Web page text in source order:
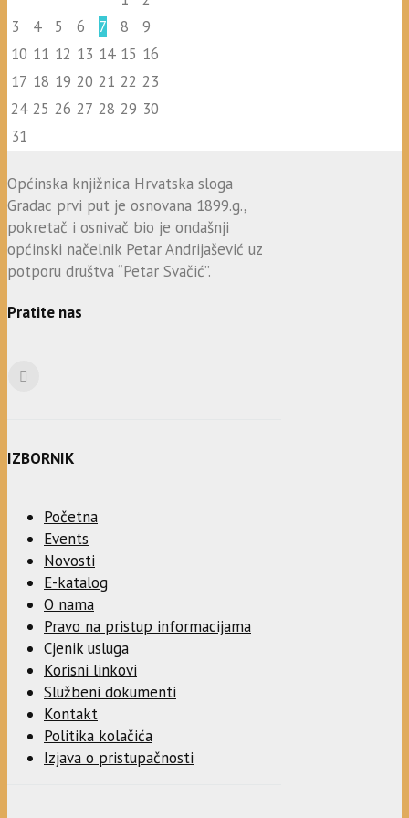
3
4 5 6 7 8
9
10 11 12 13 14 15 16
17 18 19 20 21 22 23
24 25 26 27 28 29 30
31
Općinska knjižnica Hrvatska sloga
Gradac prvi put je osnovana 1899.g.,
pokretač i osnivač bio je ondašnji
općinski načelnik Petar Andrijašević uz
potporu društva “Petar Svačić”.
Pratite nas
IZBORNIK
Početna
Events
Novosti
E-katalog
O nama
Pravo na pristup informacijama
Cjenik usluga
Korisni linkovi
Službeni dokumenti
Kontakt
Politika kolačića
Izjava o pristupačnosti